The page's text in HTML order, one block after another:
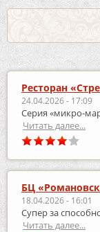
Ресторан
24.04.2026 - 17:09
Серия
Читать далее...
БЦ
18.04.2026 - 16:01
Супер за
Читать далее...